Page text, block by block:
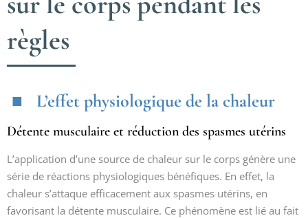
règles
L’effet physiologique de la chaleur
Détente musculaire et réduction des spasmes utérins
L’application d’une source de chaleur sur le corps génère une
série de réactions physiologiques bénéfiques. En effet, la
chaleur s’attaque efficacement aux spasmes utérins, en
favorisant la détente musculaire. Ce phénomène est lié au fait